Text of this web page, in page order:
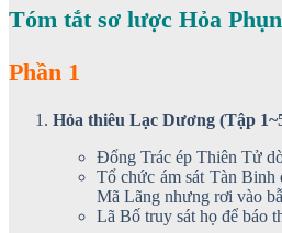
Tóm tắt sơ lược Hỏa
Phần 1
Hỏa thiêu Lạc Dương (Tập
Đổng Trác ép Thiên Tử
Tổ chức ám sát Tàn
Mã Lãng nhưng rơi vào
Lã Bố truy sát họ để báo